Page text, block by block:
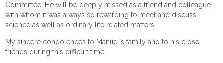
Committee. He will be deeply missed as a friend and colleague
with whom it was always so rewarding to meet and discuss
science as well as ordinary life related matters.
My sincere condolences to Manuel's family and to his close
friends during this difficult time.